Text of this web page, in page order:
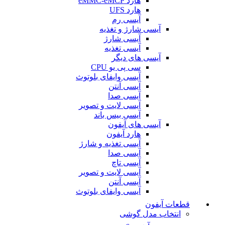
هارد UFS
آیسی رم
آیسی شارژ و تغذیه
آیسی شارژ
آیسی تغذیه
آیسی های دیگر
سی پی یو CPU
آیسی وایفای بلوتوث
آیسی آنتن
آیسی صدا
آیسی لایت و تصویر
آیسی بیس باند
آیسی های آیفون
هارد آیفون
آیسی تغذیه و شارژ
آیسی صدا
آیسی تاچ
آیسی لایت و تصویر
آیسی آنتن
آیسی وایفای بلوتوث
قطعات آیفون
انتخاب مدل گوشی